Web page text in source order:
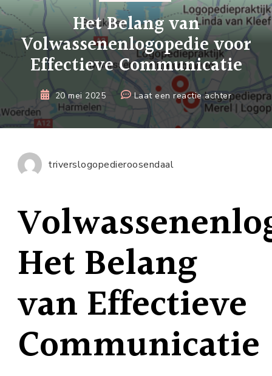
Het Belang van
Volwassenenlogopedie voor
Effectieve Communicatie
20 mei 2025 Laat een reactie achterop
Het
Belang
triverslogopedieroosendaal
Het Belang
van Effectieve
Communicatie